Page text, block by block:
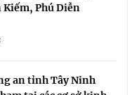
Phú Diễn
an tỉnh Tây Ninh